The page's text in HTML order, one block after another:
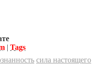
| Tags
сила настоящего